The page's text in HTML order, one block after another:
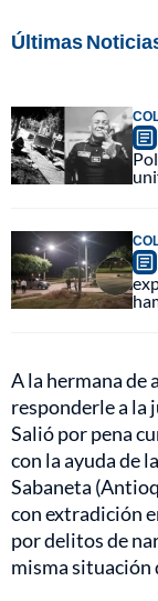
Últimas
A la hermana de
responderle a la
Salió por pena
con la ayuda de
Sabaneta
con extradición
por delitos de
misma situación